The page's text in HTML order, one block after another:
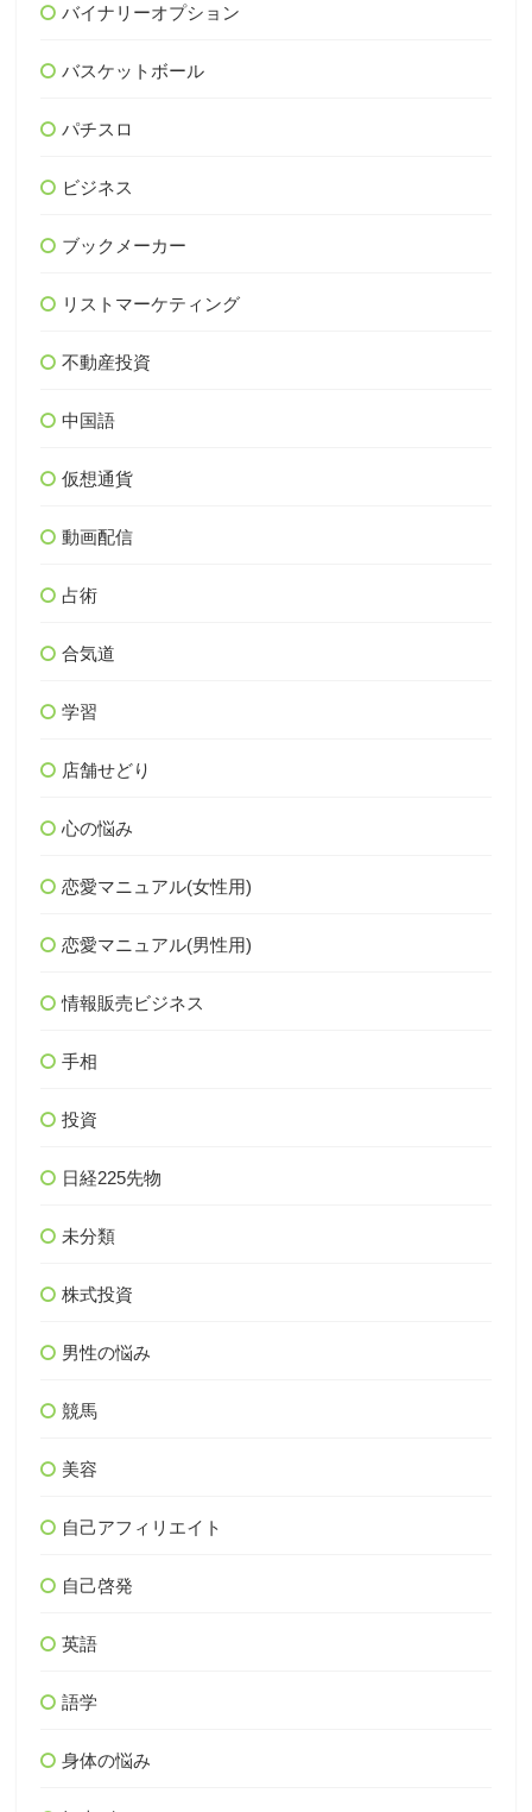
バイナリーオプション
バスケットボール
パチスロ
ビジネス
ブックメーカー
リストマーケティング
不動産投資
中国語
仮想通貨
動画配信
占術
合気道
学習
店舗せどり
心の悩み
恋愛マニュアル(女性用)
恋愛マニュアル(男性用)
情報販売ビジネス
手相
投資
日経225先物
未分類
株式投資
男性の悩み
競馬
美容
自己アフィリエイト
自己啓発
英語
語学
身体の悩み